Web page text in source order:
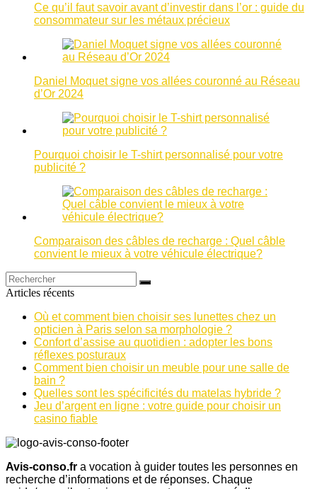
Ce qu’il faut savoir avant d’investir dans l’or : guide du
consommateur sur les métaux précieux
Daniel Moquet signe vos allées couronné au Réseau
d’Or 2024
Pourquoi choisir le T-shirt personnalisé pour votre
publicité ?
Comparaison des câbles de recharge : Quel câble
convient le mieux à votre véhicule électrique?
Articles récents
Où et comment bien choisir ses lunettes chez un
opticien à Paris selon sa morphologie ?
Confort d’assise au quotidien : adopter les bons
réflexes posturaux
Comment bien choisir un meuble pour une salle de
bain ?
Quelles sont les spécificités du matelas hybride ?
Jeu d’argent en ligne : votre guide pour choisir un
casino fiable
Avis-conso.fr a vocation à guider toutes les personnes en
recherche d’informations et de réponses. Chaque